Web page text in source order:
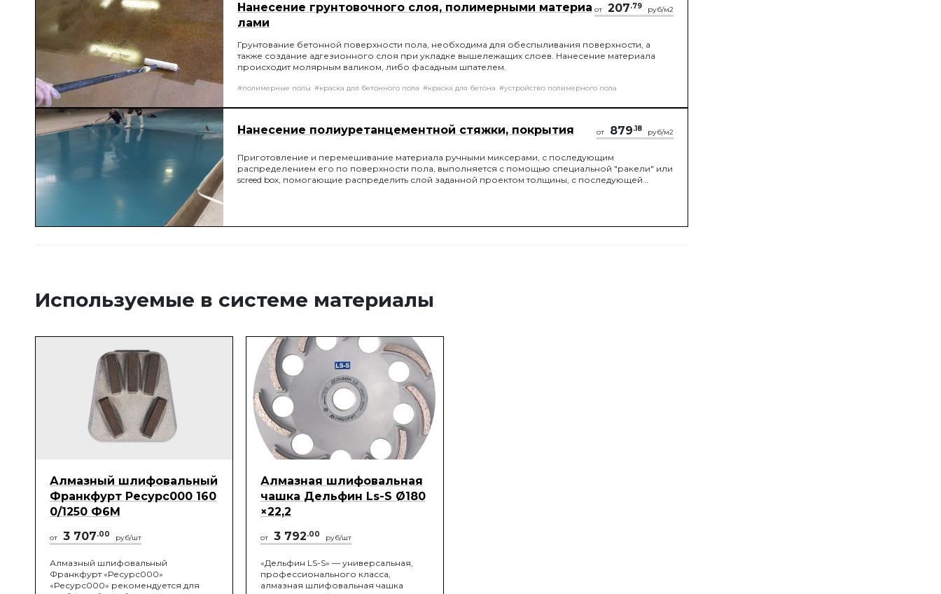
Нанесение грунтовочного слоя, полимерными материа
лами
от 207.79 руб/м2
Грунтование бетонной поверхности пола, необходима для обеспыливания поверхности, а
также создание адгезионного слоя при укладке вышележащих слоев. Нанесение материала
происходит молярным валиком, либо фасадным шпателем.
#полимерные полы #краска для бетонного пола #краска для бетона #устройство полимерного пола
Нанесение полиуретанцементной стяжки, покрытия от 879.18 руб/м2
Приготовление и перемешивание материала ручными миксерами, с последующим
распределением его по поверхности пола, выполняется с помощью специальной "ракели" или
screed box, помогающие распределить слой заданной проектом толщины, с последующей
Используемые в системе материалы
Алмазный шлифовальный
Франкфурт Ресурс000 160
0/1250 Ф6М
от 3 707.00 руб/шт
Алмазный шлифовальный
Франкфурт «Ресурс000»
«Ресурс000» рекомендуется для
Алмазная шлифовальная
чашка Дельфин Ls-S Ø180
×22,2
от 3 792.00 руб/шт
«Дельфин LS-S» — универсальная,
профессионального класса,
алмазная шлифовальная чашка